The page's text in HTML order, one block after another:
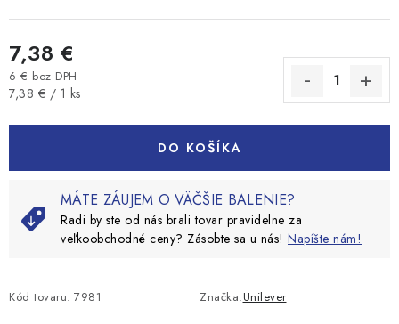
7,38 €
6 € bez DPH
Jednotková cena:
7,38 € / 1 ks
DO KOŠÍKA
MÁTE ZÁUJEM O VÄČŠIE BALENIE?
Radi by ste od nás brali tovar pravidelne za
veľkoobchodné ceny? Zásobte sa u nás! Napíšte nám!
Kód tovaru: 7981 Značka:Unilever